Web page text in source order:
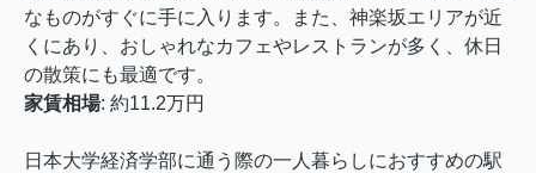
なものがすぐに手に入ります。また、神楽坂エリアが近
くにあり、おしゃれなカフェやレストランが多く、休日
の散策にも最適です。
家賃相場: 約11.2万円
日本大学経済学部に通う際の一人暮らしにおすすめの駅